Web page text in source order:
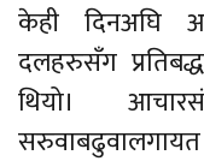
केही दिनअघि
दलहरुसँग
थियो।
सरुवाबढुवालगायत